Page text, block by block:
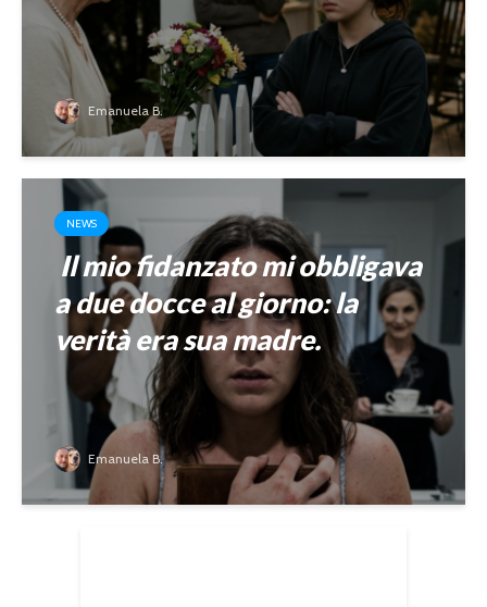
Emanuela B.
NEWS
Il mio fidanzato mi obbligava
a due docce al giorno: la
verità era sua madre.
Emanuela B.